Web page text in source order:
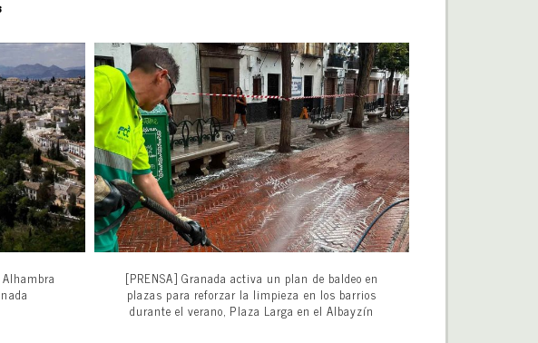
[PRENSA] Granada activa un plan de baldeo en
plazas para reforzar la limpieza en los barrios
durante el verano, Plaza Larga en el Albayzín